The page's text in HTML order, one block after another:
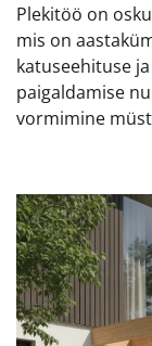
Plekitöö on
mis on
katuseehituse
paigaldamise
vormimine